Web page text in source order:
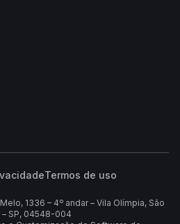
Termos de uso
1336 – 4º andar – Vila Olímpia, São
– SP, 04548-004